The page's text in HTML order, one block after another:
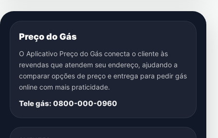
Preço do Gás
O Aplicativo Preço do Gás conecta o cliente às
revendas que atendem seu endereço, ajudando a
comparar opções de preço e entrega para pedir gás
online com mais praticidade.
Tele gás: 0800-000-0960